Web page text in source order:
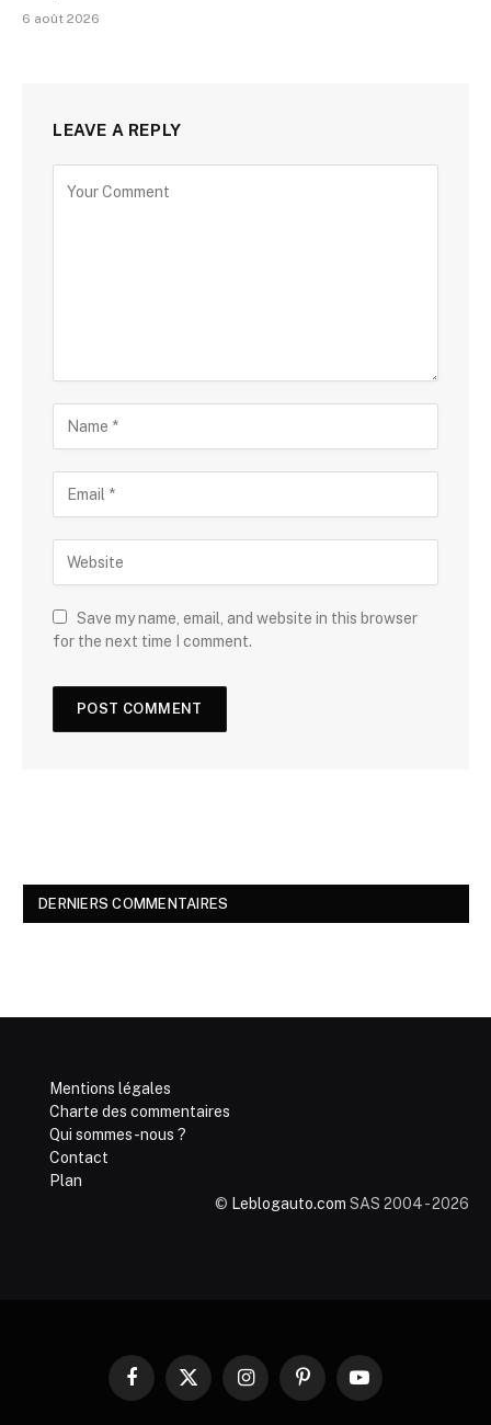
6 août 2026
LEAVE A REPLY
Save my name, email, and website in this browser
for the next time I comment.
DERNIERS COMMENTAIRES
Mentions légales
Charte des commentaires
Qui sommes-nous ?
Contact
Plan
© Leblogauto.com SAS 2004 - 2026
Facebook
X
InstagramPinterestYouTube